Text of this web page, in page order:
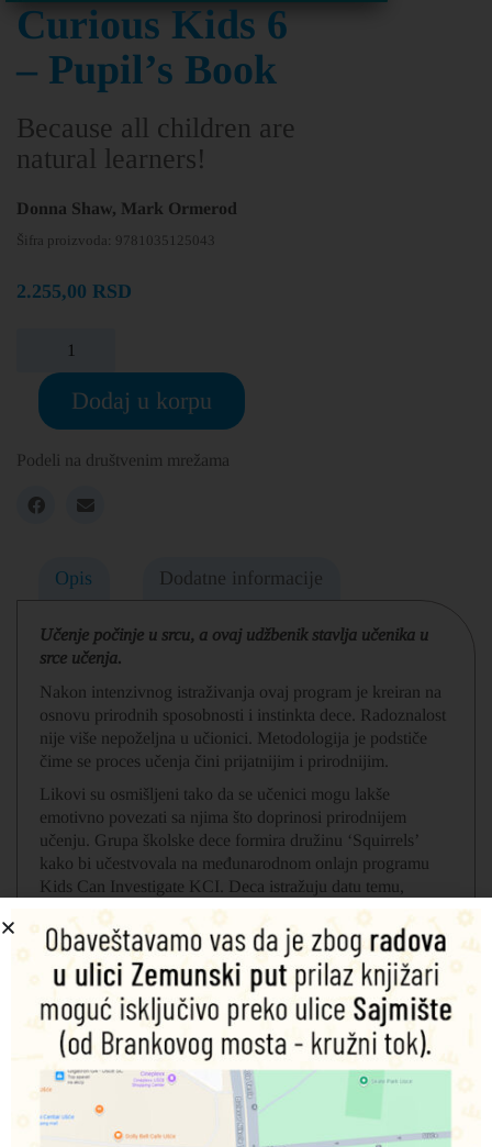
Curious Kids 6
– Pupil’s Book
Because all children are
natural learners!
Donna Shaw, Mark Ormerod
Šifra proizvoda: 9781035125043
2.255,00 RSD
Dodaj u korpu
Podeli na društvenim mrežama
Opis Dodatne informacije
Učenje počinje u srcu, a ovaj udžbenik stavlja učenika u
srce učenja.
Nakon intenzivnog istraživanja ovaj program je kreiran na
osnovu prirodnih sposobnosti i instinkta dece. Radoznalost
nije više nepoželjna u učionici. Metodologija je podstiče
čime se proces učenja čini prijatnijim i prirodnijim.
Likovi su osmišljeni tako da se učenici mogu lakše
emotivno povezati sa njima što doprinosi prirodnijem
učenju. Grupa školske dece formira družinu ‘Squirrels’
kako bi učestvovala na međunarodnom onlajn programu
Kids Can Investigate KCI. Deca istražuju datu temu,
komuniciraju sa ljudima i decom iz drugih zemalja.
Komponente:
Udžbenik sa kodom za digitalni udžbenik, radna sveska sa
kodom za digitalnu radnu svesku, priručnik za nastavnike
sa kodom za digitalnu verziju i pristup Teacher’s Resource
centru (aplikacija se takođe može preuzeti).
Udžbenik:
Na 88 stranica udžbenik u boji sadrži uvodnu i šest
nastavnih jedinica. Leksika se prezentuje u dva seta, a šema